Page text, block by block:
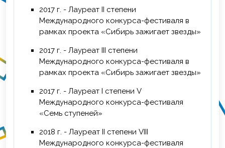
2017 г. - Лауреат II степени
Международного конкурса-фестиваля в
рамках проекта «Сибирь зажигает звезды»
2017 г. - Лауреат III степени
Международного конкурса-фестиваля в
рамках проекта «Сибирь зажигает звезды»
2017 г. - Лауреат I степени V
Международного конкурса-фестиваля
«Семь ступеней»
2018 г. - Лауреат II степени VIII
Международного конкурса-фестиваля